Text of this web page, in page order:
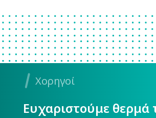
Χορηγοί
Ευχαριστούμε θερμά